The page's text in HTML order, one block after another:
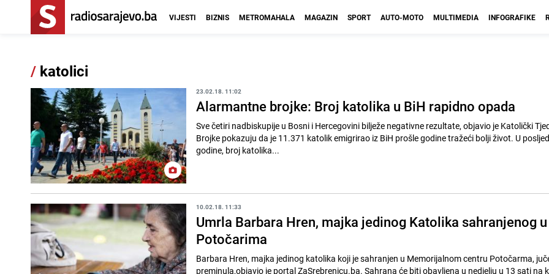
VIJESTI BIZNIS METROMAHALA MAGAZIN SPORT AUTO-MOTO MULTIMEDIA INFOGRAFIKE
/ katolici
23.02.18. 11:02
Alarmantne brojke: Broj katolika u BiH rapidno opada
Sve četiri nadbiskupije u Bosni i Hercegovini bilježe negativne rezultate, objavio je Katolički
Brojke pokazuju da je 11.371 katolik emigrirao iz BiH prošle godine tražeći bolji život. U
godine, broj katolika...
10.02.18. 11:33
Umrla Barbara Hren, majka jedinog Katolika sahranjenog u
Potočarima
Barbara Hren, majka jedinog katolika koji je sahranjen u Memorijalnom centru Potočarma,
preminula,objavio je portal ZaSrebrenicu.ba. Sahrana će biti obavljena u nedjelju u 13 sati na